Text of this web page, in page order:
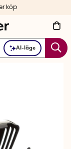
AI-läge
köp